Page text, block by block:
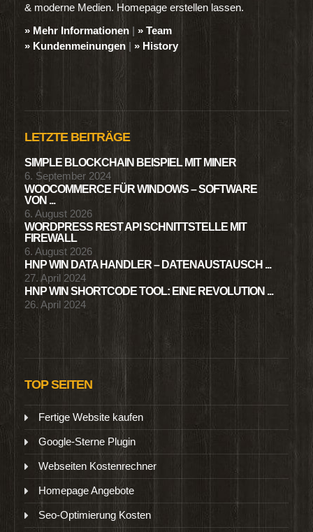
& moderne Medien. Homepage erstellen lassen.
» Mehr Informationen | » Team
» Kundenmeinungen | » History
LETZTE BEITRÄGE
SIMPLE BLOCKCHAIN BEISPIEL MIT MINER
6. September 2024
WOOCOMMERCE FÜR WINDOWS – SOFTWARE
VON ...
6. August 2026
WORDPRESS REST API SCHNITTSTELLE MIT
FIREWALL
6. August 2026
HNP WIN DATA HANDLER – DATENAUSTAUSCH ...
27. April 2024
HNP WIN SHORTCODE TOOL: EINE REVOLUTION ...
26. April 2024
TOP SEITEN
Fertige Website kaufen
Google-Sterne Plugin
Webseiten Kostenrechner
Homepage Angebote
Seo-Optimierung Kosten